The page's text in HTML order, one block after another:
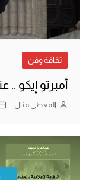
ثقافة وفن
أمبرتو إيكو
المعطي قبّال